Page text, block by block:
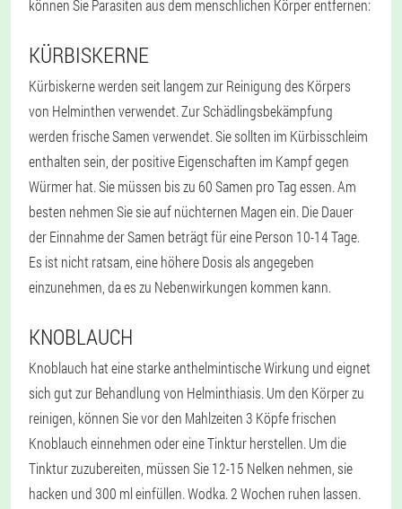
können Sie Parasiten aus dem menschlichen Körper entfernen:
KÜRBISKERNE
Kürbiskerne werden seit langem zur Reinigung des Körpers
von Helminthen verwendet. Zur Schädlingsbekämpfung
werden frische Samen verwendet. Sie sollten im Kürbisschleim
enthalten sein, der positive Eigenschaften im Kampf gegen
Würmer hat. Sie müssen bis zu 60 Samen pro Tag essen. Am
besten nehmen Sie sie auf nüchternen Magen ein. Die Dauer
der Einnahme der Samen beträgt für eine Person 10-14 Tage.
Es ist nicht ratsam, eine höhere Dosis als angegeben
einzunehmen, da es zu Nebenwirkungen kommen kann.
KNOBLAUCH
Knoblauch hat eine starke anthelmintische Wirkung und eignet
sich gut zur Behandlung von Helminthiasis. Um den Körper zu
reinigen, können Sie vor den Mahlzeiten 3 Köpfe frischen
Knoblauch einnehmen oder eine Tinktur herstellen. Um die
Tinktur zuzubereiten, müssen Sie 12-15 Nelken nehmen, sie
hacken und 300 ml einfüllen. Wodka. 2 Wochen ruhen lassen.